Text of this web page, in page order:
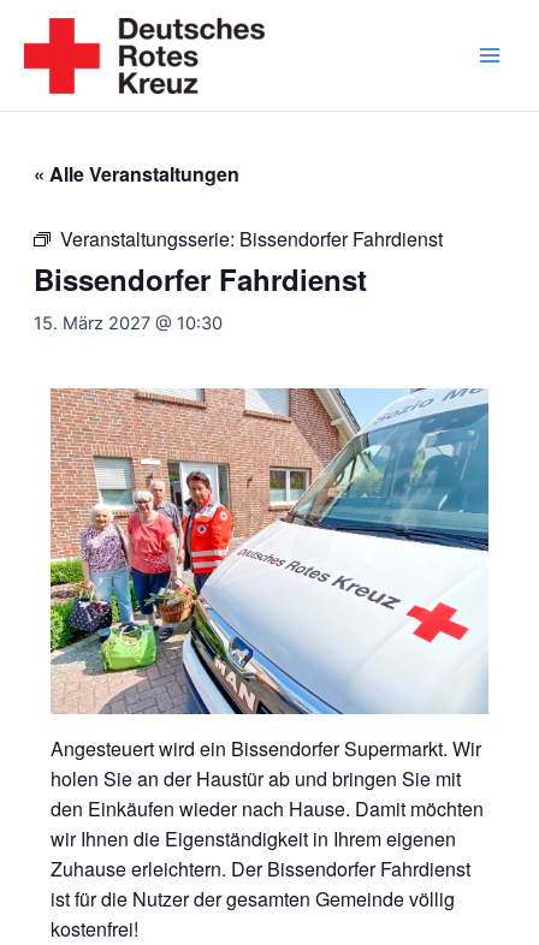
Inhalt
springen
« Alle Veranstaltungen
Veranstaltungsserie: Bissendorfer Fahrdienst
Bissendorfer Fahrdienst
15. März 2027 @ 10:30
Angesteuert wird ein Bissendorfer Supermarkt. Wir
holen Sie an der Haustür ab und bringen Sie mit
den Einkäufen wieder nach Hause. Damit möchten
wir Ihnen die Eigenständigkeit in Ihrem eigenen
Zuhause erleichtern. Der Bissendorfer Fahrdienst
ist für die Nutzer der gesamten Gemeinde völlig
kostenfrei!